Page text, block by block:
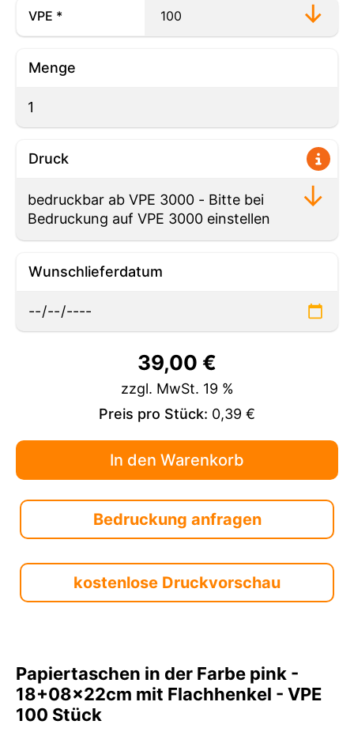
VPE *
Menge
Druck
Wunschlieferdatum
39,00 €
zzgl. MwSt. 19 %
Preis pro Stück: 0,39 €
Bedruckung anfragen
kostenlose Druckvorschau
Papiertaschen in der Farbe pink -
18+08x22cm mit Flachhenkel - VPE
100 Stück